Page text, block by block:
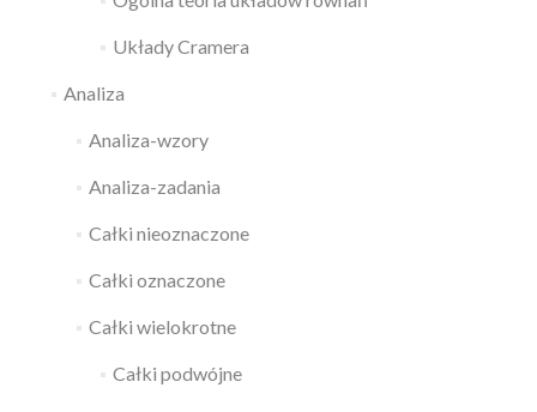
Układy Cramera
Analiza
Analiza-wzory
Analiza-zadania
Całki nieoznaczone
Całki oznaczone
Całki wielokrotne
Całki podwójne